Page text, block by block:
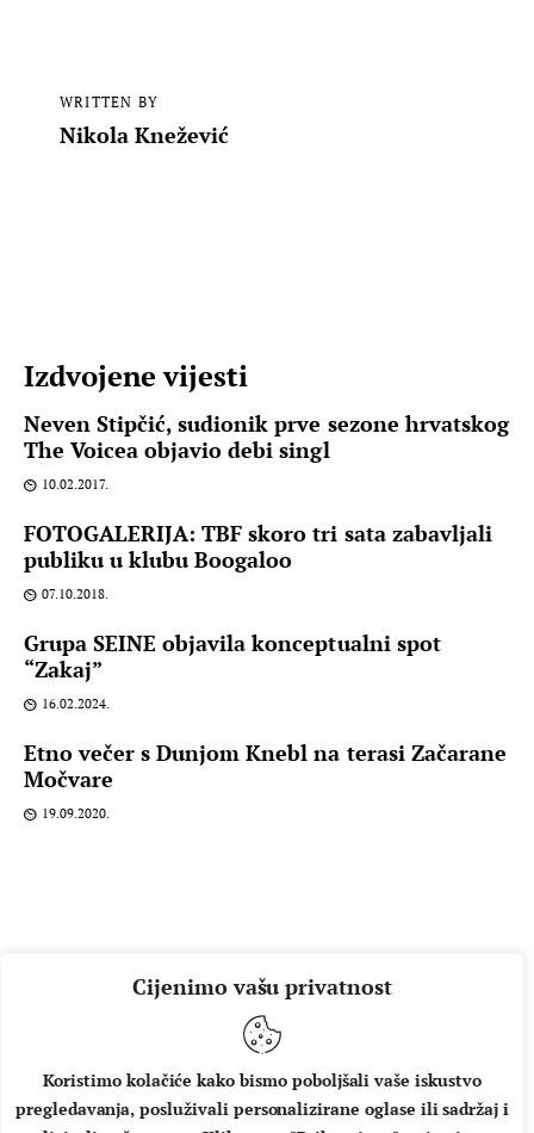
Cijenimo vašu privatnost
Koristimo kolačiće kako bismo poboljšali vaše iskustvo
pregledavanja, posluživali personalizirane oglase ili sadržaj i
WRITTEN BY
Nikola Knežević
Izdvojene vijesti
Neven Stipčić, sudionik prve sezone hrvatskog
The Voicea objavio debi singl
10.02.2017.
FOTOGALERIJA: TBF skoro tri sata zabavljali
publiku u klubu Boogaloo
07.10.2018.
Grupa SEINE objavila konceptualni spot
“Zakaj”
16.02.2024.
Etno večer s Dunjom Knebl na terasi Začarane
Močvare
19.09.2020.
O NAMA IMPRESSUM UVJETI KORIŠTENJA